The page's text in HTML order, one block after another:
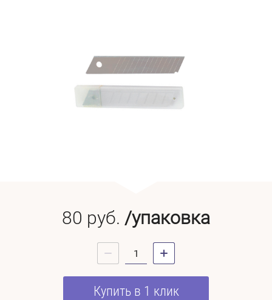
80 руб. /упаковка
Купить в 1 клик